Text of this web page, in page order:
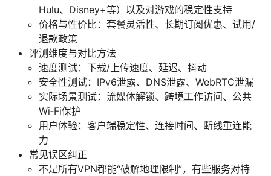
Hulu、Disney+等）以及对游戏的稳定性支持
价格与性价比：套餐灵活性、长期订阅优惠、试用/
退款政策
评测维度与对比方法
速度测试：下载/上传速度、延迟、抖动
安全性测试：IPv6泄露、DNS泄露、WebRTC泄漏
实际场景测试：流媒体解锁、跨境工作访问、公共
Wi‑Fi保护
用户体验：客户端稳定性、连接时间、断线重连能
力
常见误区纠正
不是所有VPN都能“破解地理限制”，有些服务对特